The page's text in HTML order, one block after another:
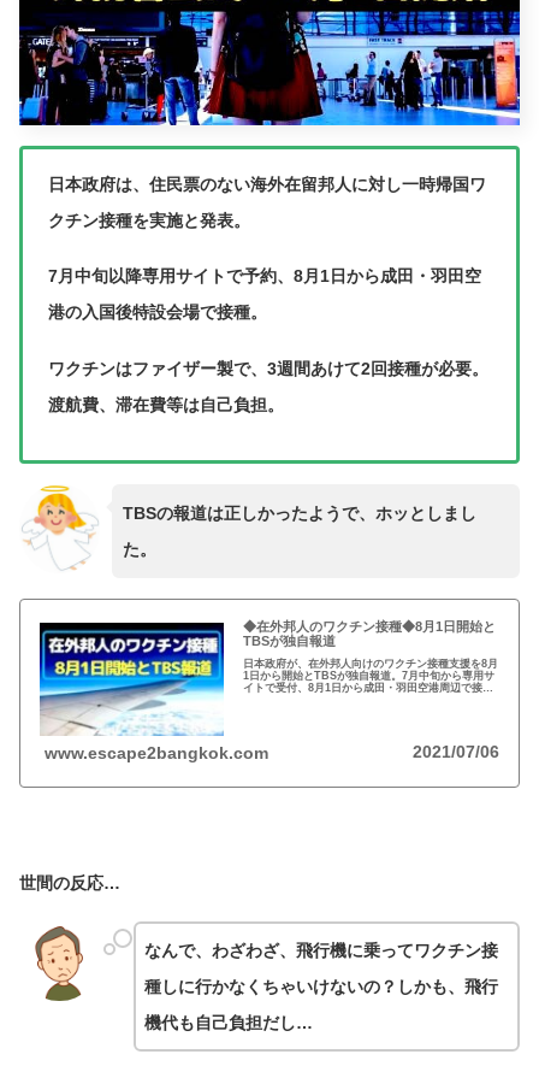
日本政府は、住民票のない海外在留邦人に対し一時帰国ワ
クチン接種を実施と発表。
7月中旬以降専用サイトで予約、8月1日から成田・羽田空
港の入国後特設会場で接種。
ワクチンはファイザー製で、3週間あけて2回接種が必要。
渡航費、滞在費等は自己負担。
TBSの報道は正しかったようで、ホッとしまし
た。
◆在外邦人のワクチン接種◆8月1日開始と
TBSが独自報道
日本政府が、在外邦人向けのワクチン接種支援を8月
1日から開始とTBSが独自報道。7月中旬から専用サ
イトで受付、8月1日から成田・羽田空港周辺で接種
www.escape2bangkok.com 2021/07/06
世間の反応…
なんで、わざわざ、飛行機に乗ってワクチン接
種しに行かなくちゃいけないの？しかも、飛行
機代も自己負担だし…